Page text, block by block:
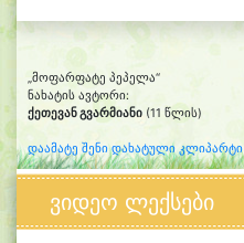
„მოფარფატე პეპელა“
ნახატის ავტორი:
ქეთევან გვარმიანი (11 წლის)
დაამატე შენი დახატული კლიპარტი
ვიდეო ლექსები